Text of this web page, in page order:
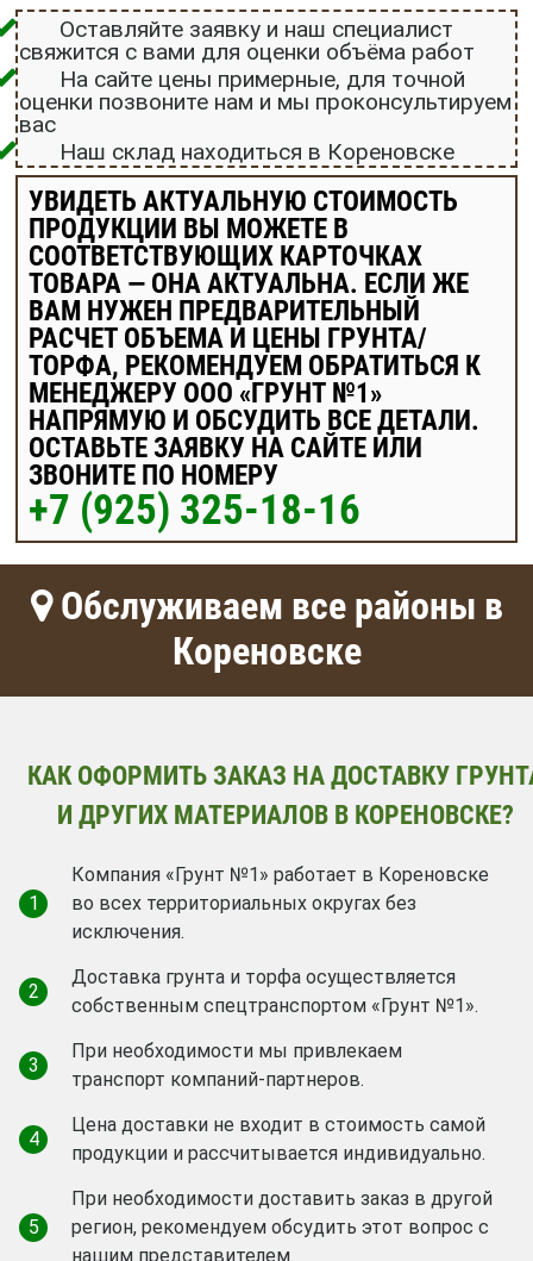
Оставляйте заявку и наш специалист
свяжится с вами для оценки объёма работ
На сайте цены примерные, для точной
оценки позвоните нам и мы проконсультируем
вас
Наш склад находиться в Кореновске
УВИДЕТЬ АКТУАЛЬНУЮ СТОИМОСТЬ
ПРОДУКЦИИ ВЫ МОЖЕТЕ В
СООТВЕТСТВУЮЩИХ КАРТОЧКАХ
ТОВАРА — ОНА АКТУАЛЬНА. ЕСЛИ ЖЕ
ВАМ НУЖЕН ПРЕДВАРИТЕЛЬНЫЙ
РАСЧЕТ ОБЪЕМА И ЦЕНЫ ГРУНТА/
ТОРФА, РЕКОМЕНДУЕМ ОБРАТИТЬСЯ К
МЕНЕДЖЕРУ ООО «ГРУНТ №1»
НАПРЯМУЮ И ОБСУДИТЬ ВСЕ ДЕТАЛИ.
ОСТАВЬТЕ ЗАЯВКУ НА САЙТЕ ИЛИ
ЗВОНИТЕ ПО НОМЕРУ
+7 (925) 325-18-16
Обслуживаем все районы в
Кореновске
КАК ОФОРМИТЬ ЗАКАЗ НА ДОСТАВКУ
И ДРУГИХ МАТЕРИАЛОВ В КОРЕНОВСКЕ?
1
Компания «Грунт №1» работает в Кореновске
во всех территориальных округах без
исключения.
2
Доставка грунта и торфа осуществляется
собственным спецтранспортом «Грунт №1».
3
При необходимости мы привлекаем
транспорт компаний-партнеров.
4
Цена доставки не входит в стоимость самой
продукции и рассчитывается индивидуально.
5
При необходимости доставить заказ в другой
регион, рекомендуем обсудить этот вопрос с
нашим представителем.